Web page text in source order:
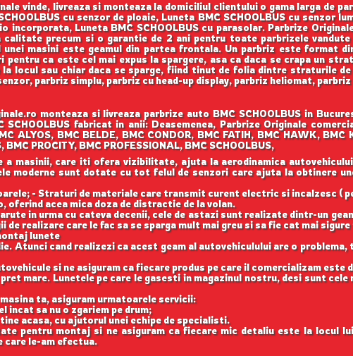
vinde, livreaza si monteaza la domiciliul clientului o gama larga de
cu senzor de ploaie, Luneta BMC SCHOOLBUS cu senzor
incorporata, Luneta BMC SCHOOLBUS cu parasolar. Parbrize
precum si o garantie de 2 ani pentru toate parbrizele
masini este geamul din partea frontala. Un parbriz este format
ca este cel mai expus la spargere, asa ca daca se crapa un
la locul sau chiar daca se sparge, fiind tinut de folia dintre straturile
parbriz simplu, parbriz cu head-up display, parbriz heliomat,
monteaza si livreaza parbrize auto BMC SCHOOLBUS in
fabricat in anii: Deasemenea, Parbrize Originale
ALYOS, BMC BELDE, BMC CONDOR, BMC FATIH, BMC HAWK, BMC
PROCITY, BMC PROFESSIONAL, BMC SCHOOLBUS,
a masinii, care iti ofera vizibilitate, ajuta la aerodinamica
moderne sunt dotate cu tot felul de senzori care ajuta la obtinere
- Straturi de materiale care transmit curent electric si incalzesc (
oferind acea mica doza de distractie de la volan.
in urma cu cateva decenii, cele de astazi sunt realizate dintr-un
realizare care le fac sa se sparga mult mai greu si sa fie cat mai
lunete
Atunci cand realizezi ca acest geam al autovehiculului are o problema,
si ne asiguram ca fiecare produs pe care il comercializam este
mare. Lunetele pe care le gasesti in magazinul nostru, desi sunt
ta, asiguram urmatoarele servicii:
incat sa nu o zgariem pe drum;
acasa, cu ajutorul unei echipe de specialisti.
pentru montaj si ne asiguram ca fiecare mic detaliu este la locul
care le-am efectua.